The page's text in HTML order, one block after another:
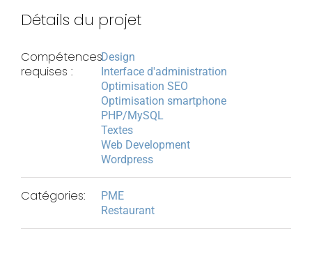
Détails du projet
Compétences
requises :
Design
Interface d'administration
Optimisation SEO
Optimisation smartphone
PHP/MySQL
Textes
Web Development
Wordpress
Catégories:
PME
Restaurant